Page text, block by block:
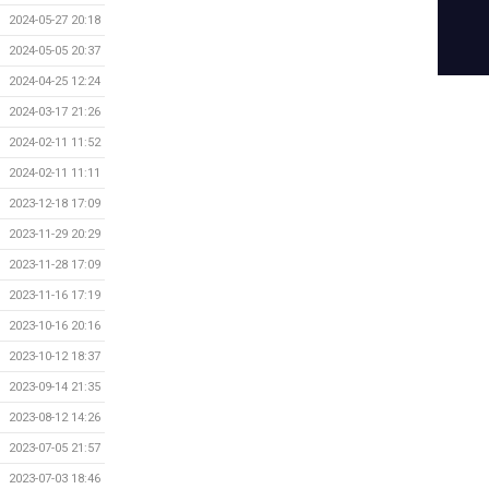
2024-05-27 20:18
2024-05-05 20:37
2024-04-25 12:24
2024-03-17 21:26
2024-02-11 11:52
2024-02-11 11:11
2023-12-18 17:09
2023-11-29 20:29
2023-11-28 17:09
2023-11-16 17:19
2023-10-16 20:16
2023-10-12 18:37
2023-09-14 21:35
2023-08-12 14:26
2023-07-05 21:57
2023-07-03 18:46